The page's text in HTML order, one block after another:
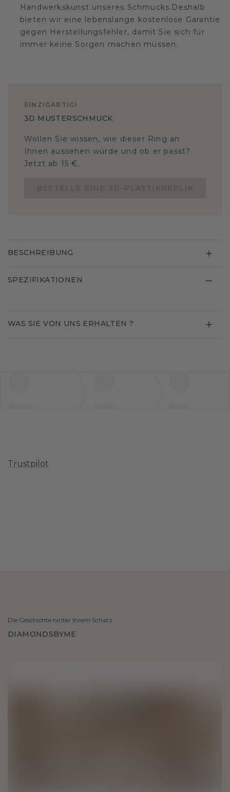
Handwerkskunst unseres Schmucks.Deshalb
bieten wir eine lebenslange kostenlose Garantie
gegen Herstellungsfehler, damit Sie sich für
immer keine Sorgen machen müssen.
EINZIGARTIG !
3D MUSTERSCHMUCK
Wollen Sie wissen, wie dieser Ring an
Ihnen aussehen würde und ob er passt?
Jetzt ab 15 €.
BESCHREIBUNG
SPEZIFIKATIONEN
WAS SIE VON UNS ERHALTEN ?
Trustpilot
Die Geschichte hinter Ihrem Schatz
DIAMONDSBYME